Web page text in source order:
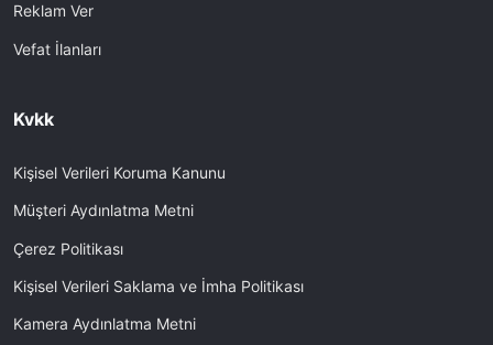
Reklam Ver
Vefat İlanları
Kvkk
Kişisel Verileri Koruma Kanunu
Müşteri Aydınlatma Metni
Çerez Politikası
Kişisel Verileri Saklama ve İmha Politikası
Kamera Aydınlatma Metni